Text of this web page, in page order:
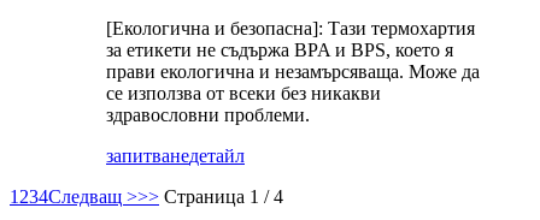
[Екологична и безопасна]: Тази термохартия
за етикети не съдържа BPA и BPS, което я
прави екологична и незамърсяваща. Може да
се използва от всеки без никакви
здравословни проблеми.
запитванедетайл
1 234Следващ >>> Страница 1 / 4